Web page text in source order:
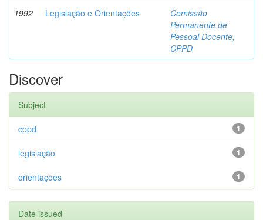
1992 Legislação e Orientações
Comissão
Permanente de
Pessoal Docente,
CPPD
Discover
Subject
1
cppd
1
legislação
1
orientações
Date issued